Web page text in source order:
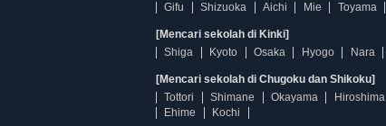
Gifu
Shizuoka Aichi Mie Toyama
[Mencari sekolah di Kinki]
Shiga
Kyoto Osaka Hyogo Nara
[Mencari sekolah di Chugoku dan Shikoku]
Tottori
Shimane Okayama Hiroshima
Ehime
Kochi